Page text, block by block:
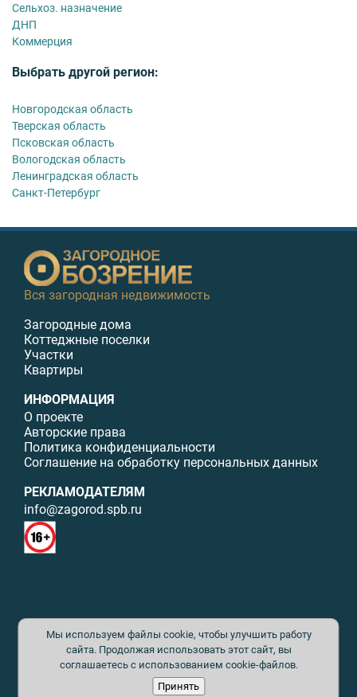
Сельхоз. назначение
ДНП
Коммерция
Выбрать другой регион:
Новгородская область
Тверская область
Псковская область
Вологодская область
Ленинградская область
Санкт-Петербург
Вся загородная недвижимость
Загородные дома
Коттеджные поселки
Участки
Квартиры
ИНФОРМАЦИЯ
О проекте
Авторские права
Политика конфиденциальности
Соглашение на обработку персональных данных
РЕКЛАМОДАТЕЛЯМ
info@zagorod.spb.ru
© ИП Малыщева Б.Л. Все права защищены. Перепечатка материалов
данного сайта возможна только с письменного разрешения. При
цитировании ссылка на www.zagorod.spb.ru обязательна. Редакция не
несет ответственности за содержание рекламных материалов. Все
рекламируемые товары и услуги имеют необходимые сертификаты и
лицензии. Перепечатка любых материалов без письменного согласия
Мы используем файлы cookie, чтобы улучшить работу
сайта. Продолжая использовать этот сайт, вы
соглашаетесь с использованием cookie-файлов.
Принять